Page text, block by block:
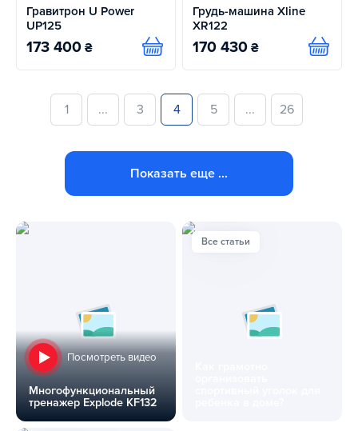
Гравитрон U Power
UP125
173 400 ₴ Купить
Грудь-машина Xline
XR122
170 430 ₴ Купить
1 ... 3 4 5 ... 26
Показать еще ...
Посмотреть видео
Многофункциональный
тренажер Explode KF132
Все статьи